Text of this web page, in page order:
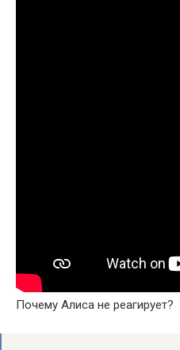
Почему Алиса не реагирует?